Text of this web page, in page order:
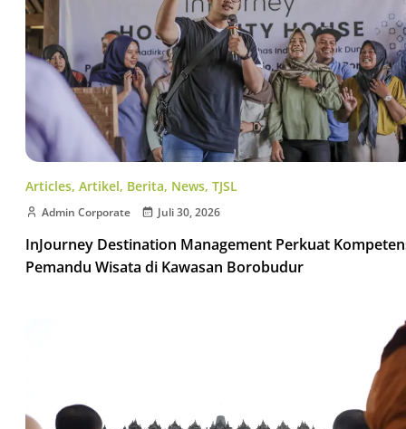
Articles, Artikel, Berita, News, TJSL
Admin Corporate Juli 30, 2026
InJourney Destination Management Perkuat
Pemandu Wisata di Kawasan Borobudur